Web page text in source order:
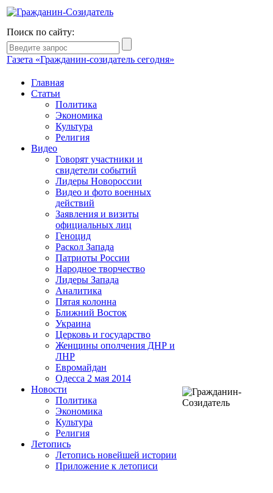
Поиск по сайту:
Газета «Гражданин-созидатель сегодня»
Главная
Статьи
Политика
Экономика
Культура
Религия
Видео
Говорят участники и
свидетели событий
Лидеры Новороссии
Видео и фото военных
действий
Заявления и визиты
официальных лиц
Геноцид
Раскол Запада
Патриоты России
Народное творчество
Лидеры Запада
Аналитика
Пятая колонна
Ближний Восток
Украина
Церковь и государство
Женщины ополчения ДНР и
ЛНР
Евромайдан
Одесса 2 мая 2014
Новости
Политика
Экономика
Культура
Религия
Летопись
Летопись новейшей истории
Приложение к летописи